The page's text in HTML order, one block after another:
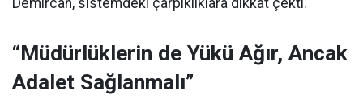
Demircan, sistemdeki çarpıklıklara dikkat çekti.
“Müdürlüklerin de Yükü Ağır, Ancak
Adalet Sağlanmalı”